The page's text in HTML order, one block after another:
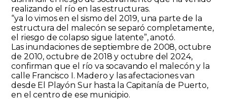
realizando el río en las estructuras.
“ya lo vimos en el sismo del 2019, una parte de la
estructura del malecón se separó completamente,
el riesgo de colapso sigue latente”, anotó.
Las inundaciones de septiembre de 2008, octubre
de 2010, octubre de 2018 y octubre del 2024,
confirman que el río va socavando el malecón y la
calle Francisco I. Madero y las afectaciones van
desde El Playón Sur hasta la Capitanía de Puerto,
en el centro de ese municipio.